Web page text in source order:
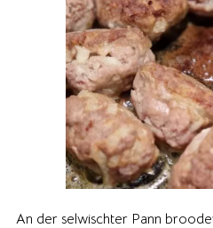
An der selwischter Pann